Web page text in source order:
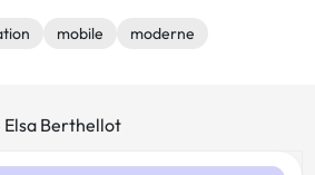
mobile moderne
Elsa Berthellot